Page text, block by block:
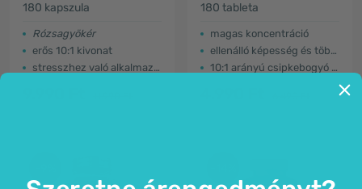
180 kapszula
Rózsagyökér
erős 10:1 kivonat
stresszhez való alkalmazkodás
180 tableta
magas koncentráció
ellenálló képesség és több energia
10:1 arányú csipkebogyó kivonat